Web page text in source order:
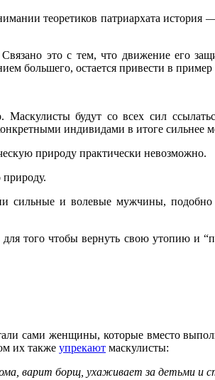
теоретиков патриархата
это с тем, что движение его
большего, остается привести в
будут со всех сил
индивидами в итоге сильнее
природу практически невозможно.
сильные и волевые мужчины, подобно
того чтобы вернуть свою утопию и
сами женщины, которые вместо
их также упрекают маскулисты:
варит борщ, ухаживает за детьми и